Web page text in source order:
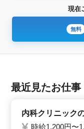
現在
無料
最近見たお仕事
内科クリニック
時給1,200円〜